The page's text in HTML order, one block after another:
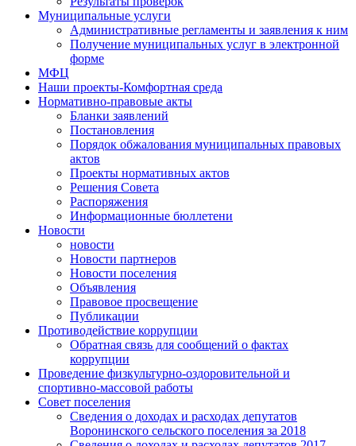
Муниципальные услуги
Административные регламенты и заявления к ним
Получение муниципальных услуг в электронной
форме
МФЦ
Наши проекты-Комфортная среда
Нормативно-правовые акты
Бланки заявлений
Постановления
Порядок обжалования муниципальных правовых
актов
Проекты нормативных актов
Решения Совета
Распоряжения
Информационные бюллетени
Новости
новости
Новости партнеров
Новости поселения
Объявления
Правовое просвещение
Публикации
Противодействие коррупции
Обратная связь для сообщений о фактах
коррупции
Проведение физкультурно-оздоровительной и
спортивно-массовой работы
Совет поселения
Сведения о доходах и расходах депутатов
Воронинского сельского поселения за 2018